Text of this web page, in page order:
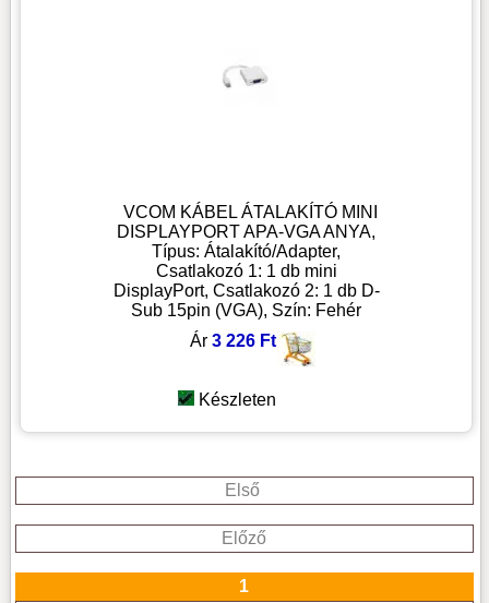
VCOM KÁBEL ÁTALAKÍTÓ MINI
DISPLAYPORT APA-VGA ANYA,
Típus: Átalakító/Adapter,
Csatlakozó 1: 1 db mini
DisplayPort, Csatlakozó 2: 1 db D-
Sub 15pin (VGA), Szín: Fehér
Ár 3 226 Ft
Készleten
Első
Előző
1